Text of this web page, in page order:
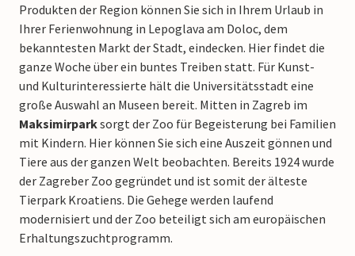
Produkten der Region können Sie sich in Ihrem Urlaub in
Ihrer Ferienwohnung in Lepoglava am Doloc, dem
bekanntesten Markt der Stadt, eindecken. Hier findet die
ganze Woche über ein buntes Treiben statt. Für Kunst-
und Kulturinteressierte hält die Universitätsstadt eine
große Auswahl an Museen bereit. Mitten in Zagreb im
Maksimirparksorgt der Zoo für Begeisterung bei Familien
mit Kindern. Hier können Sie sich eine Auszeit gönnen und
Tiere aus der ganzen Welt beobachten. Bereits 1924 wurde
der Zagreber Zoo gegründet und ist somit der älteste
Tierpark Kroatiens. Die Gehege werden laufend
modernisiert und der Zoo beteiligt sich am europäischen
Erhaltungszuchtprogramm.